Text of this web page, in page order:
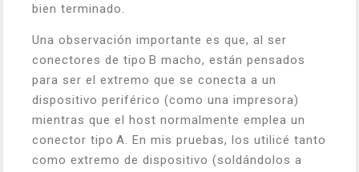
bien terminado.
Una observación importante es que, al ser
conectores de tipo B macho, están pensados
para ser el extremo que se conecta a un
dispositivo periférico (como una impresora)
mientras que el host normalmente emplea un
conector tipo A. En mis pruebas, los utilicé tanto
como extremo de dispositivo (soldándolos a